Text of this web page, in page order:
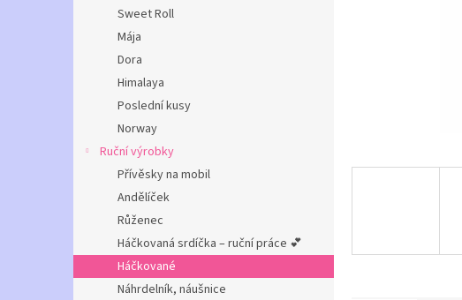
Sweet Roll
Mája
Dora
Himalaya
Poslední kusy
Norway
Ruční výrobky
Přívěsky na mobil
Andělíček
Růženec
Háčkovaná srdíčka – ruční práce 💕
Háčkované
Náhrdelník, náušnice